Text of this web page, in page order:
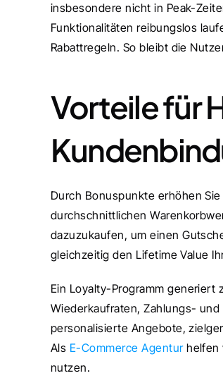
insbesondere nicht in Peak-
Funktionalitäten reibungslos
Rabattregeln. So bleibt die
Vorteile für
Durch Bonuspunkte erhöhen
durchschnittlichen
dazuzukaufen, um einen
gleichzeitig den Lifetime Value
Ein Loyalty-Programm generiert
Wiederkaufraten, Zahlungs-
personalisierte Angebote,
Als E-Commerce Agentur helfen
nutzen.